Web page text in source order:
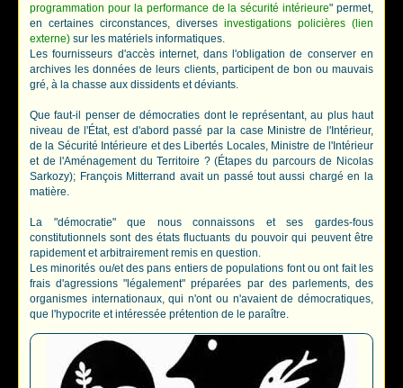
programmation pour la performance de la sécurité intérieure" permet,
en certaines circonstances, diverses investigations policières (lien
externe) sur les matériels informatiques.
Les fournisseurs d'accès internet, dans l'obligation de conserver en
archives les données de leurs clients, participent de bon ou mauvais
gré, à la chasse aux dissidents et déviants.
Que faut-il penser de démocraties dont le représentant, au plus haut
niveau de l'État, est d'abord passé par la case Ministre de l'Intérieur,
de la Sécurité Intérieure et des Libertés Locales, Ministre de l'Intérieur
et de l'Aménagement du Territoire ? (Étapes du parcours de Nicolas
Sarkozy); François Mitterrand avait un passé tout aussi chargé en la
matière.
La "démocratie" que nous connaissons et ses gardes-fous
constitutionnels sont des états fluctuants du pouvoir qui peuvent être
rapidement et arbitrairement remis en question.
Les minorités ou/et des pans entiers de populations font ou ont fait les
frais d'agressions "légalement" préparées par des parlements, des
organismes internationaux, qui n'ont ou n'avaient de démocratiques,
que l'hypocrite et intéressée prétention de le paraître.